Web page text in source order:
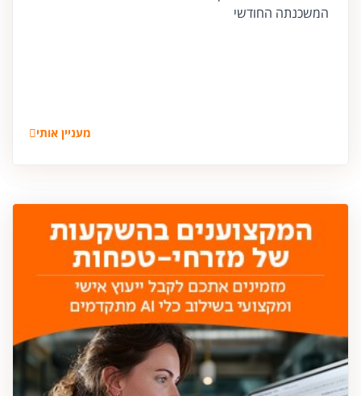
המשכנתה החודשי
מעניין אותי